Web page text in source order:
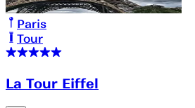
Paris
Tour
La Tour Eiffel